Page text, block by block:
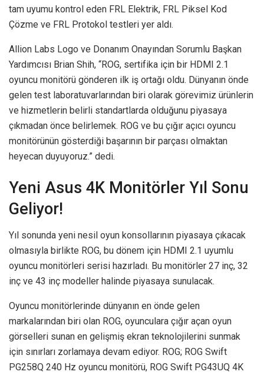
tam uyumu kontrol eden FRL Elektrik, FRL Piksel Kod
Çözme ve FRL Protokol testleri yer aldı.
Allion Labs Logo ve Donanım Onayından Sorumlu Başkan
Yardımcısı Brian Shih, “ROG, sertifika için bir HDMI 2.1
oyuncu monitörü gönderen ilk iş ortağı oldu. Dünyanın önde
gelen test laboratuvarlarından biri olarak görevimiz ürünlerin
ve hizmetlerin belirli standartlarda olduğunu piyasaya
çıkmadan önce belirlemek. ROG ve bu çığır açıcı oyuncu
monitörünün gösterdiği başarının bir parçası olmaktan
heyecan duyuyoruz.” dedi.
Yeni Asus 4K Monitörler Yıl Sonu
Geliyor!
Yıl sonunda yeni nesil oyun konsollarının piyasaya çıkacak
olmasıyla birlikte ROG, bu dönem için HDMI 2.1 uyumlu
oyuncu monitörleri serisi hazırladı. Bu monitörler 27 inç, 32
inç ve 43 inç modeller halinde piyasaya sunulacak.
Oyuncu monitörlerinde dünyanın en önde gelen
markalarından biri olan ROG, oyunculara çığır açan oyun
görselleri sunan en gelişmiş ekran teknolojilerini sunmak
için sınırları zorlamaya devam ediyor. ROG; ROG Swift
PG258Q 240 Hz oyuncu monitörü, ROG Swift PG43UQ 4K